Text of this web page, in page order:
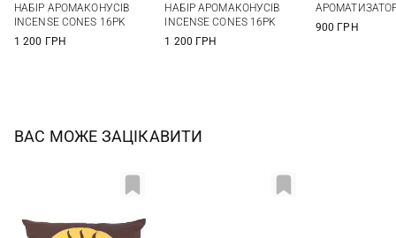
НАБІР АРОМАКОНУСІВ
INCENSE CONES 16PK
1 200 ГРН
НАБІР АРОМАКОНУСІВ
INCENSE CONES 16PK
1 200 ГРН
900 ГРН
ВАС МОЖЕ ЗАЦІКАВИТИ